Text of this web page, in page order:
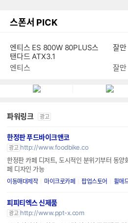
스폰서 PICK
엔티스 ES 800W 80PLUS스
탠다드 ATX3.1
엔티스
잘
잘만
파워링크 광고
한정판 푸드바이크앤코
광고 http://www.foodbike.co
한정판 카페 디저트, 도시적인 분위기부터 동양
페 디자인 가능
이동매대제작 마이크로카페 팝업스토어 휠애
피피티엑스 신제품
광고 http://www.ppt-x.com